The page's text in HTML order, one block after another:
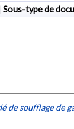
Sous-type de
de soufflage de